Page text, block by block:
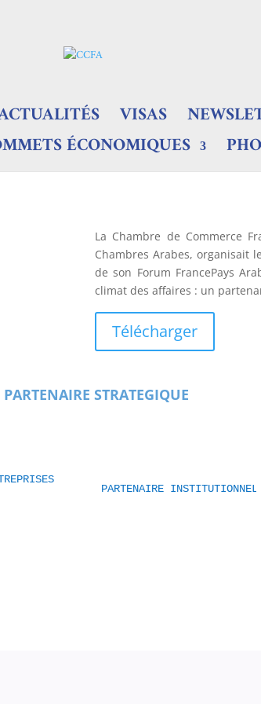
VISAS
ÉCONOMIQUES
La Chambre de Commerce
Chambres Arabes, organisait
de son Forum FrancePays
climat des affaires : un
Télécharger
PARTENAIRE STRATEGIQUE
PARTENAIRE INSTITUTIONNEL